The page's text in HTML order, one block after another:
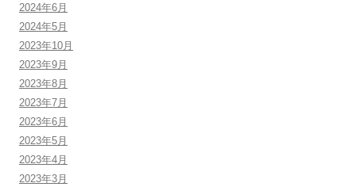
2024年6月
2024年5月
2023年10月
2023年9月
2023年8月
2023年7月
2023年6月
2023年5月
2023年4月
2023年3月